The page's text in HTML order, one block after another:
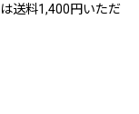
送料1,400円いただ